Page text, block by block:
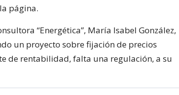
página.
“Energética”, María Isabel González,
un proyecto sobre fijación de precios
de rentabilidad, falta una regulación, a su